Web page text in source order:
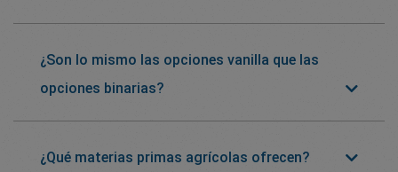
¿Son lo mismo las opciones vanilla que las
opciones binarias?
¿Qué materias primas agrícolas ofrecen?